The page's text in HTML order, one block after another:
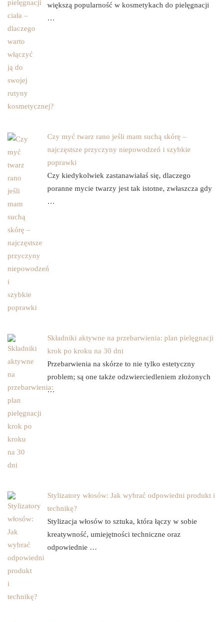
większą popularność w kosmetykach do pielęgnacji
…
Czy myć twarz rano jeśli mam suchą skórę –
najczęstsze przyczyny niepowodzeń i szybkie
poprawki
Czy kiedykolwiek zastanawiałaś się, dlaczego
poranne mycie twarzy jest tak istotne, zwłaszcza gdy
…
Składniki aktywne na przebarwienia: plan pielęgnacji
krok po kroku na 30 dni
Przebarwienia na skórze to nie tylko estetyczny
problem; są one także odzwierciedleniem złożonych
…
Stylizatory włosów: Jak wybrać odpowiedni produkt i
technikę?
Stylizacja włosów to sztuka, która łączy w sobie
kreatywność, umiejętności techniczne oraz
odpowiednie …